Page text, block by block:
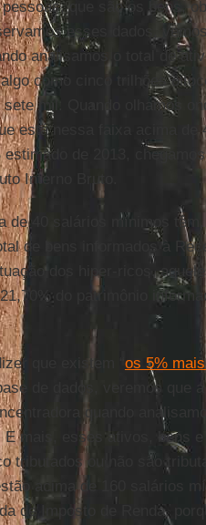
que são os bens,
esses dados,
analisamos o total de
como cinco trilhões
mil. Quando olhamos
está nessa faixa acima de
de 2013,
Interno Bruto.
de 40 salários mínimos
de bens informados à
dos hiper-ricos,
do patrimônio
que existem “ os 5%
de dados, veremos que
quando
E mais, esses ativos, bens
tributados ou não são
acima de 160 salários
de Imposto de Renda,